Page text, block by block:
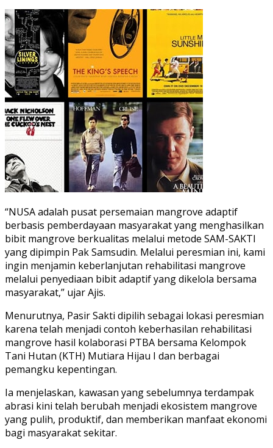
“NUSA adalah pusat persemaian mangrove adaptif
berbasis pemberdayaan masyarakat yang menghasilkan
bibit mangrove berkualitas melalui metode SAM-SAKTI
yang dipimpin Pak Samsudin. Melalui peresmian ini, kami
ingin menjamin keberlanjutan rehabilitasi mangrove
melalui penyediaan bibit adaptif yang dikelola bersama
masyarakat,” ujar Ajis.
Menurutnya, Pasir Sakti dipilih sebagai lokasi peresmian
karena telah menjadi contoh keberhasilan rehabilitasi
mangrove hasil kolaborasi PTBA bersama Kelompok
Tani Hutan (KTH) Mutiara Hijau I dan berbagai
pemangku kepentingan.
Ia menjelaskan, kawasan yang sebelumnya terdampak
abrasi kini telah berubah menjadi ekosistem mangrove
yang pulih, produktif, dan memberikan manfaat ekonomi
bagi masyarakat sekitar.